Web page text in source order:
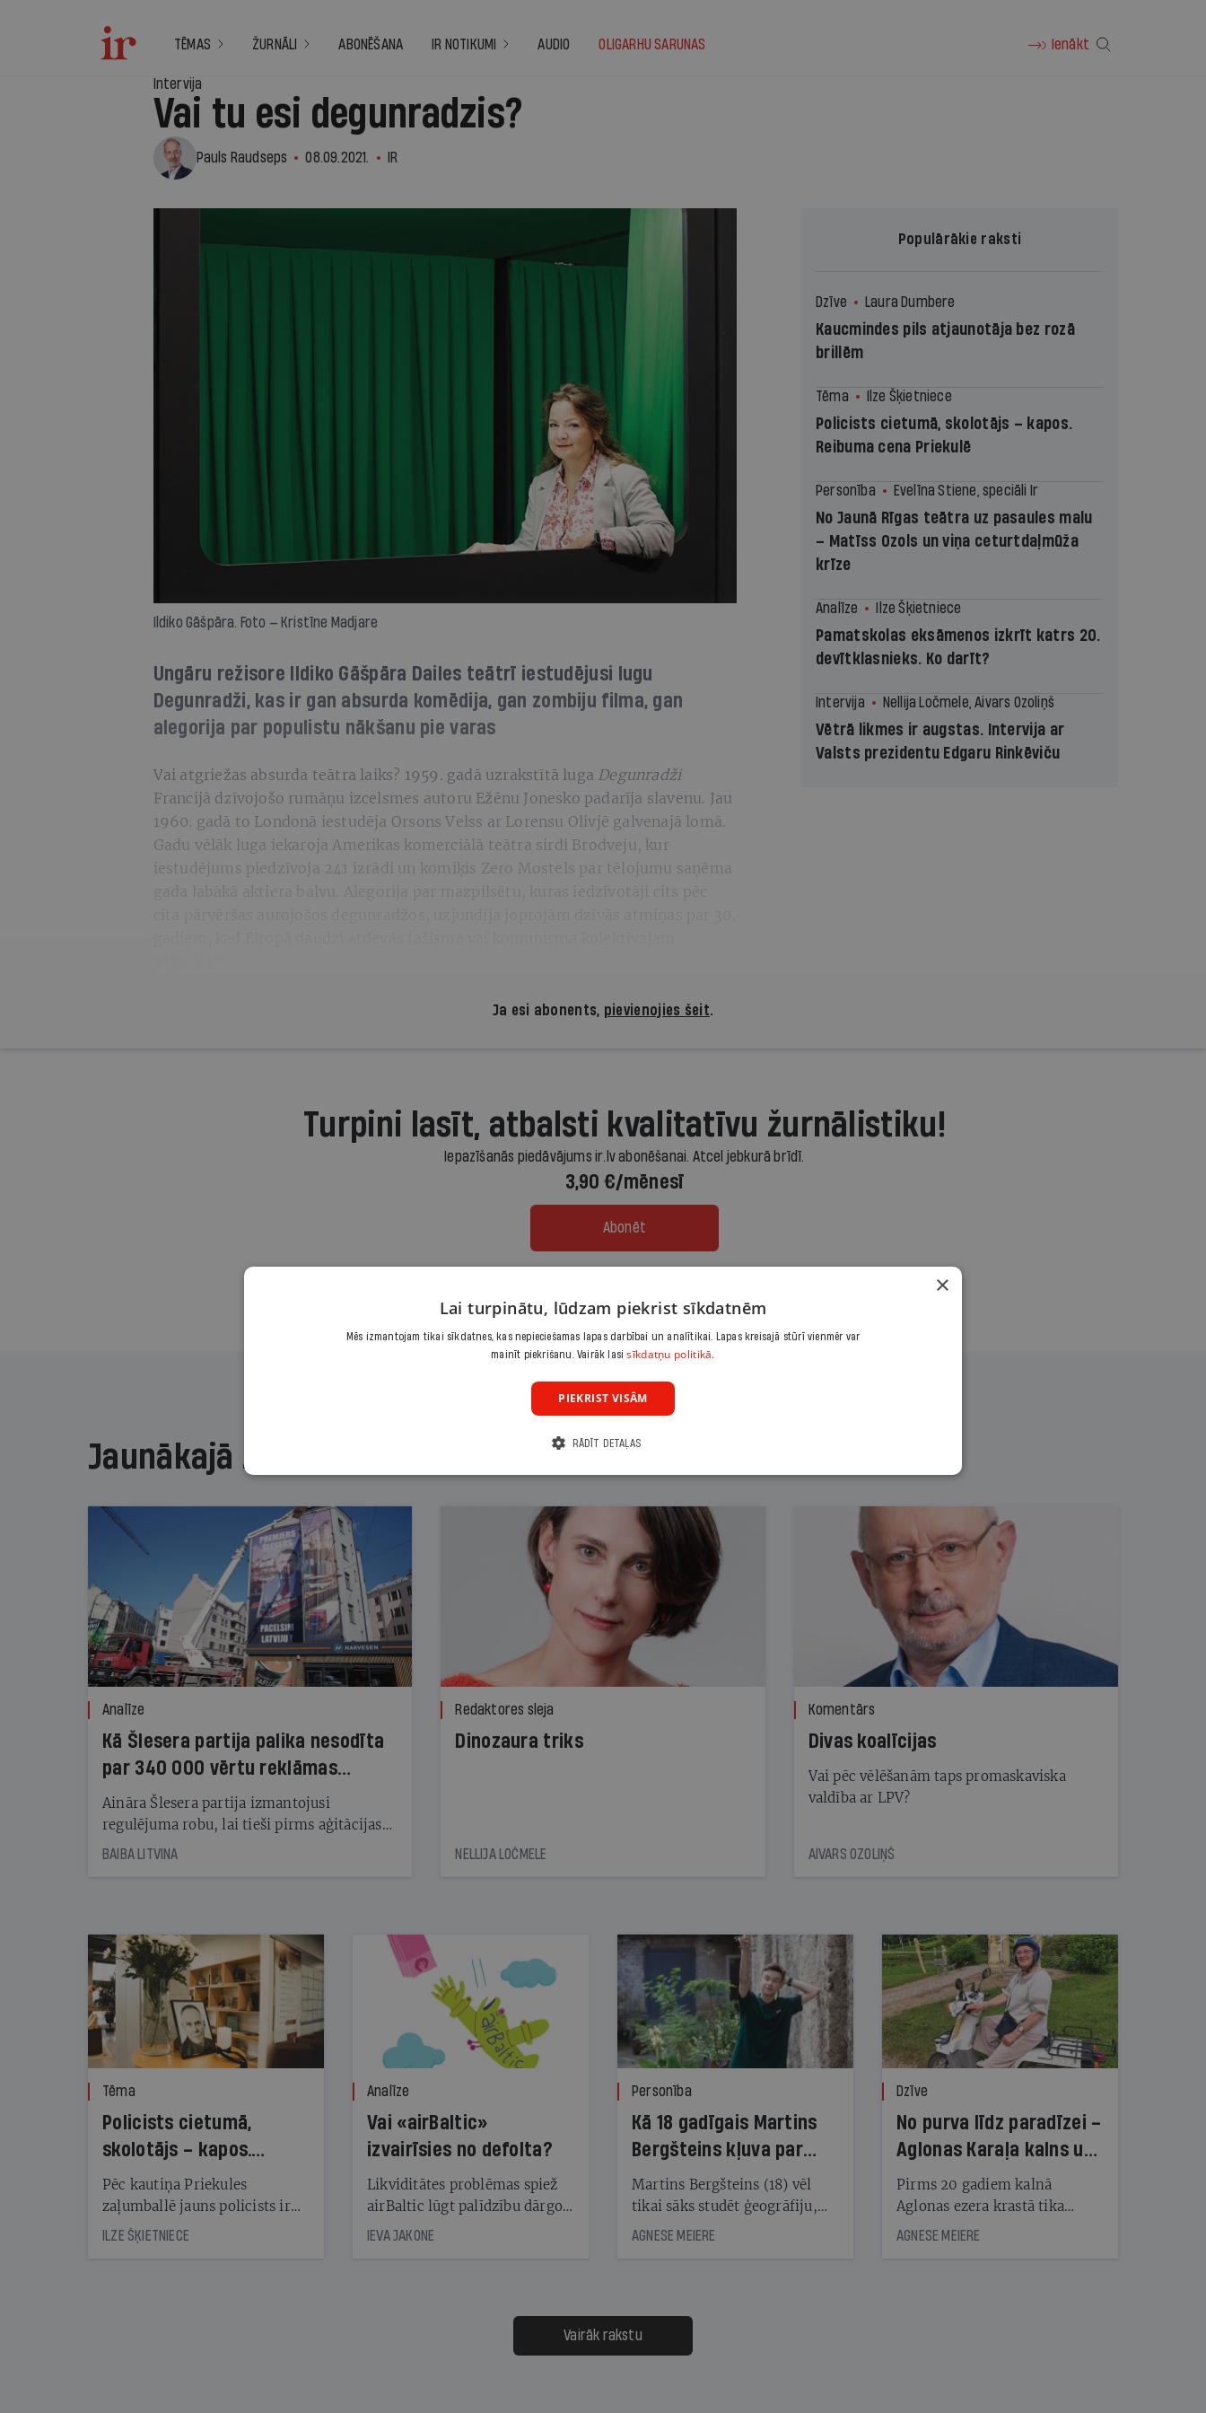
TĒMAS ŽURNĀLI ABONĒŠANA IR NOTIKUMI AUDIO OLIGARHU SARUNAS Ienākt
Intervija
Vai tu esi degunradzis?
Pauls Raudseps 08.09.2021. IR
Ildiko Gāšpāra. Foto — Kristīne Madjare
Ungāru režisore Ildiko Gāšpāra Dailes teātrī iestudējusi lugu
Degunradži, kas ir gan absurda komēdija, gan zombiju filma, gan
alegorija par populistu nākšanu pie varas
Vai atgriežas absurda teātra laiks? 1959. gadā uzrakstītā luga Degunradži
Francijā dzīvojošo rumāņu izcelsmes autoru Ežēnu Jonesko padarīja slavenu. Jau
1960. gadā to Londonā iestudēja Orsons Velss ar Lorensu Olivjē galvenajā lomā.
Gadu vēlāk luga iekaroja Amerikas komerciālā teātra sirdi Brodveju, kur
iestudējums piedzīvoja 241 izrādi un komiķis Zero Mostels par tēlojumu saņēma
Populārākie raksti
Dzīve Laura Dumbere
Kaucmindes pils atjaunotāja bez rozā
brillēm
Tēma Ilze Šķietniece
Policists cietumā, skolotājs – kapos.
Reibuma cena Priekulē
Personība Evelīna Stiene, speciāli Ir
No Jaunā Rīgas teātra uz pasaules malu
– Matīss Ozols un viņa ceturtdaļmūža
krīze
Analīze Ilze Šķietniece
Pamatskolas eksāmenos izkrīt katrs 20.
devītklasnieks. Ko darīt?
Intervija Nellija Ločmele, Aivars Ozoliņš
Vētrā likmes ir augstas. Intervija ar
Valsts prezidentu Edgaru Rinkēviču
Ja esi abonents, pievienojies šeit.
Turpini lasīt, atbalsti kvalitatīvu žurnālistiku!
Iepazīšanās piedāvājums ir.lv abonēšanai. Atcel jebkurā brīdī.
3,90 €/mēnesī
Abonēt
Jaunākajā žurnālā
Analīze
Kā Šlesera partija palika nesodīta
par 340 000 vērtu reklāmas
kampaņu
Aināra Šlesera partija izmantojusi
regulējuma robu, lai tieši pirms aģitācijas
starta izreklamētos par summu, kas
BAIBA LITVINA
Redaktores sleja
Dinozaura triks
NELLIJA LOČMELE
Komentārs
Divas koalīcijas
Vai pēc vēlēšanām taps promaskaviska
valdība ar LPV?
AIVARS OZOLIŅŠ
Tēma
Policists cietumā,
skolotājs – kapos.
Reibuma cena Priekulē
Pēc kautiņa Priekules
zaļumballē jauns policists ir
nonācis cietumā, bet
cienījams pedagogs — kapos.
ILZE ŠĶIETNIECE
Analīze
Vai «airBaltic»
izvairīsies no defolta?
Likviditātes problēmas spiež
airBaltic lūgt palīdzību dārgo
obligāciju turētājiem, taču
samaksāt augstos procentus,
kas jāpārskaita jau trīs dienas
pirms nākamās sapulces
IEVA JAKONE
Personība
Kā 18 gadīgais Martins
Bergšteins kļuva par
laika ziņu seju?
Martins Bergšteins (18) vēl
tikai sāks studēt ģeogrāfiju,
bet viņa sacītajam jau uzticas
uzcītīga darba, mammas
atbalsts un drosme turpināt
meteovērojumus arī tad, kad
AGNESE MEIERE
Dzīve
No purva līdz paradīzei –
Aglonas Karaļa kalns un
tā radītāji
Pirms 20 gadiem kalnā
Aglonas ezera krastā tika
uzstādītas pirmās koka
AGNESE MEIERE
Vairāk rakstu
×
Lai turpinātu, lūdzam piekrist sīkdatnēm
Mēs izmantojam tikai sīkdatnes, kas nepieciešamas lapas darbībai un analītikai. Lapas kreisajā stūrī vienmēr var
mainīt piekrišanu. Vairāk lasisīkdatņu politikā.
PIEKRIST VISĀM
RĀDĪT DETAĻAS